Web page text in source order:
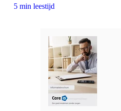
5 min leestijd